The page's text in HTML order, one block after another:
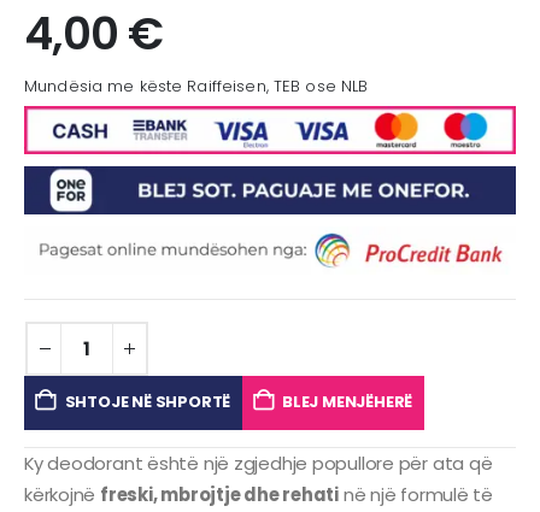
4,00€
Mundësia me këste Raiffeisen, TEB ose NLB
SHTOJE NË SHPORTË BLEJ MENJËHERË
Ky deodorant është një zgjedhje popullore për ata që
kërkojnë freski, mbrojtje dhe rehatinë një formulë të